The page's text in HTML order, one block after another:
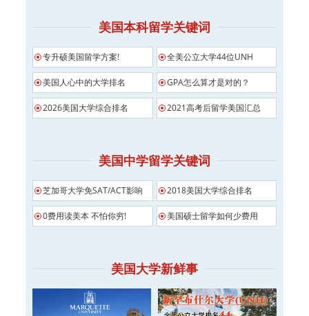
美国本科留学关键词
专升硕美国留学方案! 全美公立大学44位UNH
美国人心中的大学排名 GPA怎么算才是对的？
2026美国大学综合排名 2021高考后留学美国汇总
美国中学留学关键词
芝加哥大学免SAT/ACT影响 2018美国大学综合排名
0费用读美本 不怕你穷! 美国硕士留学如何少费用
美国大学新鲜事